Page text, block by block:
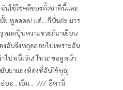
นใช้โชคดีของทั้งชาตินี้และ
พูดดดด! แต่... ก็นั่นล่ะ มาร
หมดปุ๊บความซวยก็มาเยือน
ฉันจึงหลุดลอยไปเพราะฉัน
ว่าไปหนึ่งวัน! ไหน! ขอดูหน้า
นมาแย่งห้องที่ฉันใช้บุญ
อะ... เอิ่ม... -///-อีตานี่